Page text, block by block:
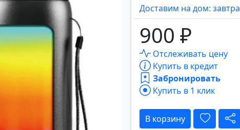
Доставим на дом: завтра
900 ₽
Отслеживать цену
Купить в кредит
Забронировать
Купить в 1 клик
В корзину